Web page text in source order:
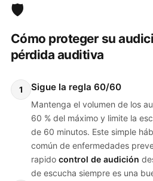
🛡️
Cómo proteger su
pérdida auditiva
1 Sigue la regla 60/60
Mantenga el volumen de los
60 % del máximo y limite la
de 60 minutos. Este simple
común de enfermedades
rapido control de audición
de escucha siempre es una